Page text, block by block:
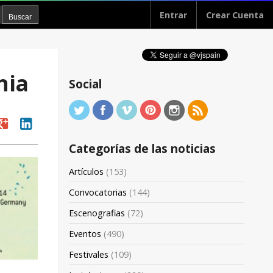
Entrar Crear Cuenta
linkedin
Social
Categorías de las noticias
Artículos (153)
Convocatorias (144)
Escenografias (72)
Eventos (490)
Festivales (109)